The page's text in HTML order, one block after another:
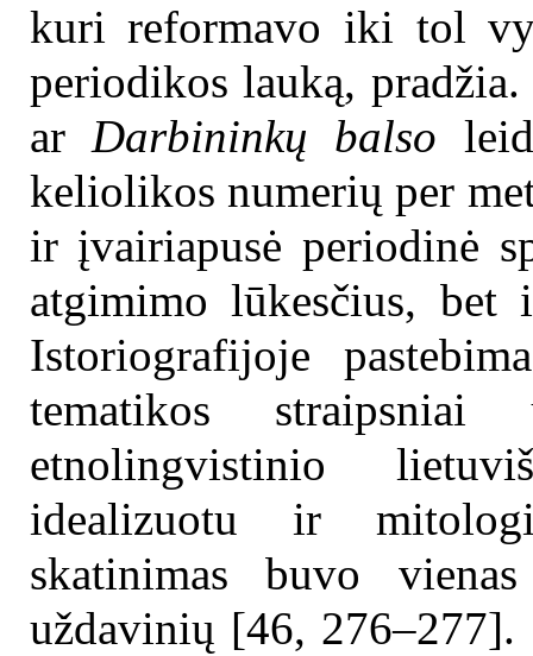
kuri reformavo iki tol
periodikos lauką,
ar Darbininkų balso
keliolikos numerių per
ir įvairiapusė periodinė
atgimimo lūkesčius, bet
Istoriografijoje
tematikos
etnolingvistinio
idealizuotu ir
skatinimas buvo
uždavinių [46,